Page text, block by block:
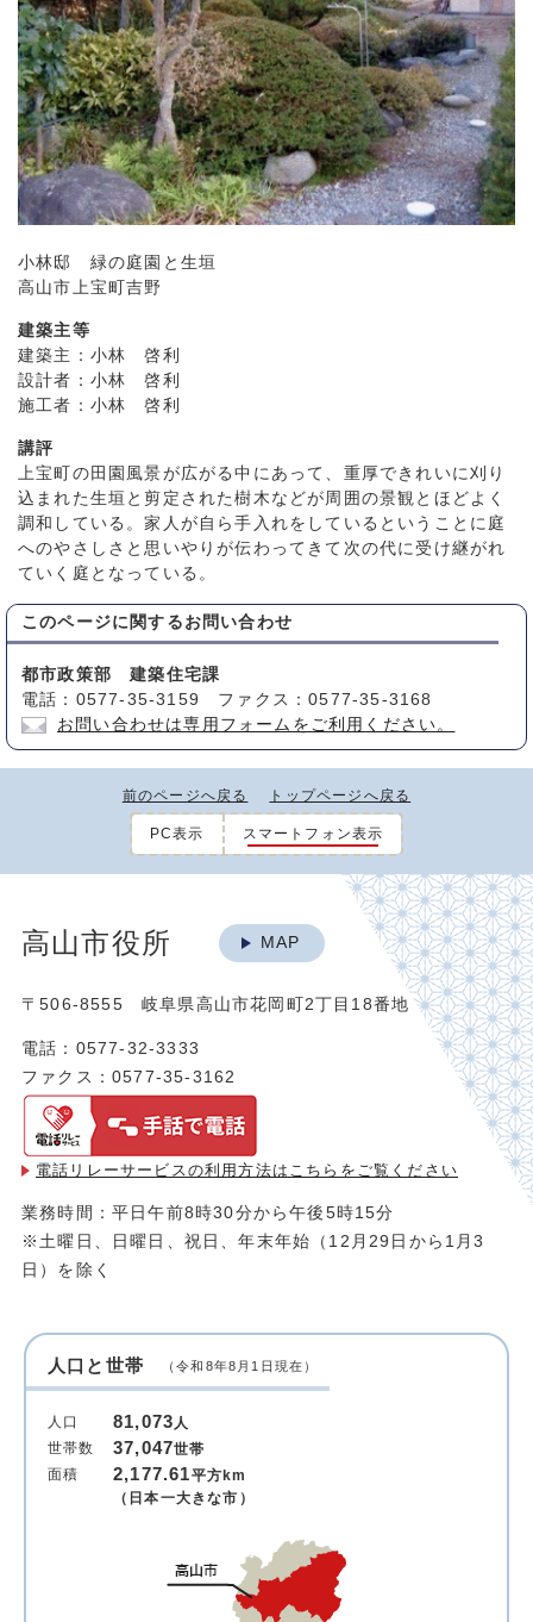
小林邸 緑の庭園と生垣
高山市上宝町吉野
建築主等
建築主：小林 啓利
設計者：小林 啓利
施工者：小林 啓利
講評
上宝町の田園風景が広がる中にあって、重厚できれいに刈り
込まれた生垣と剪定された樹木などが周囲の景観とほどよく
調和している。家人が自ら手入れをしているということに庭
へのやさしさと思いやりが伝わってきて次の代に受け継がれ
ていく庭となっている。
このページに関する お問い合わせ
都市政策部 建築住宅課
電話：0577-35-3159 ファクス：0577-35-3168
お問い合わせは専用フォームをご利用ください。
前のページへ戻る トップページへ戻る
PC表示 スマートフォン表示
高山市役所 MAP
〒506-8555 岐阜県高山市花岡町2丁目18番地
電話：0577-32-3333
ファクス：0577-35-3162
電話リレーサービスの利用方法は こちらをご覧ください
業務時間：平日午前8時30分から午後5時15分
※土曜日、日曜日、祝日、年末年始（12月29日から1月3
日）を除く
人口と世帯 （令和8年8月1日現在）
人口 81,073人
世帯数
37,047世帯
面積
2,177.61平方km
（日本一大きな市）